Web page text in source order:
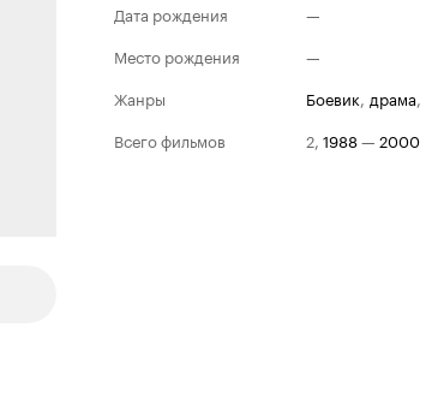
Дата рождения
—
Место рождения
—
Жанры
боевик, драма,
Всего фильмов
2, 1988— 2000